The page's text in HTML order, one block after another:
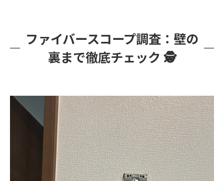
ファイバースコープ調査：壁の
裏まで徹底チェック 🕵️